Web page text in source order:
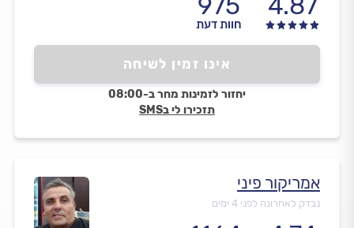
חוות דעת
אינו זמין לשיחה
יחזור לזמינות מחר ב-08:00
תזכירו לי בSMS
אמריקור פיני
נבדק לאחרונה לפני 4 ימים